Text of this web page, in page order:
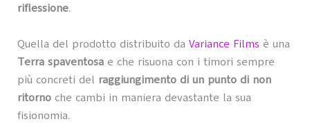
riflessione.
Quella del prodotto distribuito da Variance Films è una
Terra spaventosae che risuona con i timori sempre
più concreti del raggiungimento di un punto di non
ritornoche cambi in maniera devastante la sua
fisionomia.